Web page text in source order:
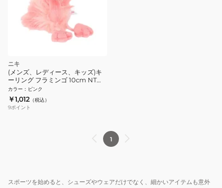
ニキ
(メンズ、レディース、キッズ)キ
ーリング フラミンゴ 10cm NT
10719751
カラー ： ピンク
￥1,012 （税込）
9ポイント
1
スポーツを始めると、シューズやウェアだけでなく、細かいアイテムも意外